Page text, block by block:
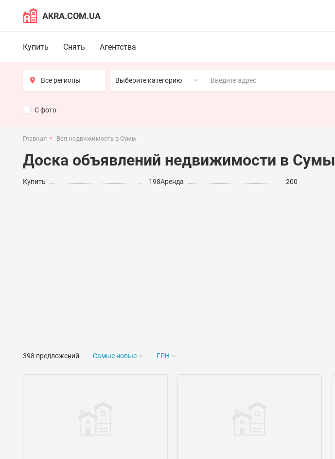
AKRA.COM.UA
Купить Снять Агентства
Выберите категорию
С фото
Главная Вся недвижимость в Сумы
Доска объявлений недвижимости в Сумы
Купить 198Аренда 200
398 предложений Самые новые ГРН